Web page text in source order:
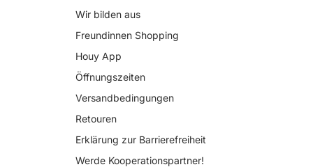
Wir bilden aus
Freundinnen Shopping
Houy App
Öffnungszeiten
Versandbedingungen
Retouren
Erklärung zur Barrierefreiheit
Werde Kooperationspartner!